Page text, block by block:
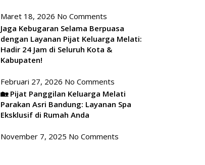
Maret 18, 2026 No Comments
Jaga Kebugaran Selama Berpuasa
dengan Layanan Pijat Keluarga Melati:
Hadir 24 Jam di Seluruh Kota &
Kabupaten!
Februari 27, 2026 No Comments
🏡 Pijat Panggilan Keluarga Melati
Parakan Asri Bandung: Layanan Spa
Eksklusif di Rumah Anda
November 7, 2025 No Comments